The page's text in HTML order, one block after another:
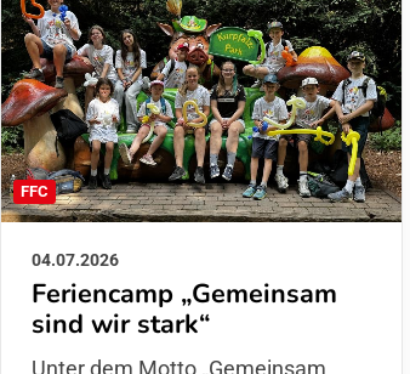
FFC
04.07.2026
Feriencamp „Gemeinsam
sind wir stark“
Unter dem Motto „Gemeinsam sind